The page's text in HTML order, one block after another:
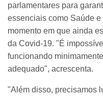
parlamentares para
essenciais como Saúde
momento em que ainda
da Covid-19. "É
funcionando
adequado", acrescenta.
"Além disso, precisamos